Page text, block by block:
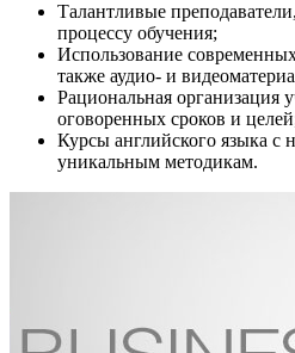
Талантливые
процессу обучения;
Использование
также аудио- и
Рациональная организация
оговоренных сроков и
Курсы английского языка с
уникальным методикам.